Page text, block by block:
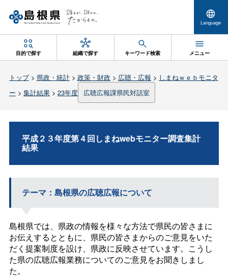
Language
目的で探す 組織で探す キーワード検索 メニュー
トップ> 県政・統計> 政策・財政 > 広聴・広報 > しまねｗｅｂモニタ
ー > 集計結果> 23年度 広聴広報課県民対話室
平成２３年度第４回しまねwebモニター調査集計
結果
テーマ：島根県の広聴広報について
島根県では、県政の情報を様々な方法で県民の皆さまに
お伝えするとともに、県民の皆さまからのご意見をいた
だく提案制度を設け、県政に反映させています。こうし
た県の広聴広報業務についてのご意見をお聞きしまし
た。